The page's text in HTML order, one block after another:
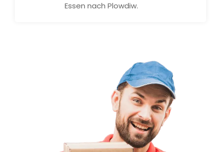
Essen nach Plowdiw.